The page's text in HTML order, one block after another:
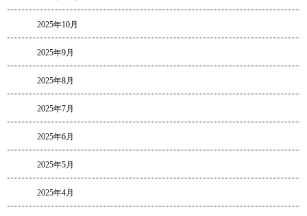
2025年10月
2025年9月
2025年8月
2025年7月
2025年6月
2025年5月
2025年4月